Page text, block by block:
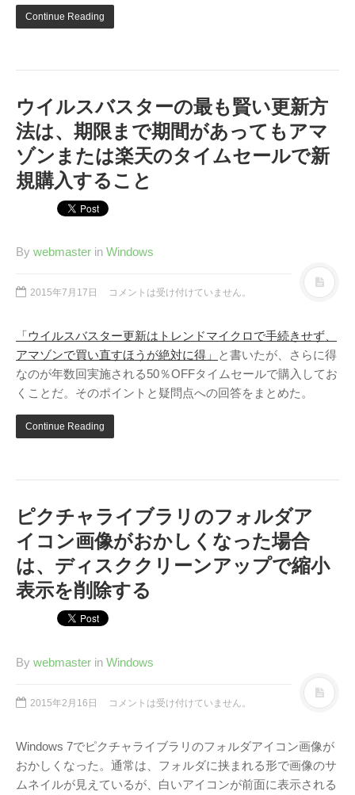
Continue Reading
ウイルスバスターの最も賢い更新方
法は、期限まで期間があってもアマ
ゾンまたは楽天のタイムセールで新
規購入すること
By webmaster in Windows
2015年7月17日 コメントは受け付けていません。
「ウイルスバスター更新はトレンドマイクロで手続きせず、
アマゾンで買い直すほうが絶対に得」
と書いたが、さらに得
なのが年数回実施される50％OFFタイムセールで購入してお
くことだ。そのポイントと疑問点への回答をまとめた。
Continue Reading
ピクチャライブラリのフォルダア
イコン画像がおかしくなった場合
は、ディスククリーンアップで縮小
表示を削除する
By webmaster in Windows
2015年2月16日 コメントは受け付けていません。
Windows 7でピクチャライブラリのフォルダアイコン画像が
おかしくなった。通常は、フォルダに挟まれる形で画像のサ
ムネイルが見えているが、白いアイコンが前面に表示される